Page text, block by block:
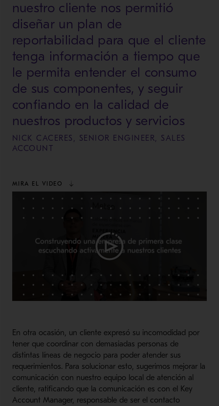
nuestro cliente nos permitió
diseñar un plan de
reportabilidad para que el cliente
tenga información a tiempo que
le permita entender el consumo
de sus componentes, y seguir
confiando en la calidad de
nuestros productos y servicios
NICK CACERES, SENIOR ENGINEER, SALES
ACCOUNT
MIRA EL VIDEO
En otra ocasión, un cliente expresó su incomodidad por
tener que coordinar con demasiadas personas de
distintas líneas de negocio para poder atender sus
requerimientos. Para solucionar esto, sugerimos mejorar la
comunicación con nuestro equipo local de atención al
cliente, ratificando que la comunicación es con el Key
Account Manager, responsable de ser el contacto